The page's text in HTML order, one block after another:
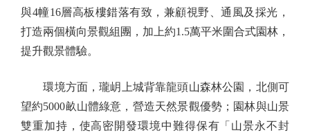
與4幢16層高板樓錯落有致，兼顧視野、通風及採光，
打造兩個橫向景觀組團，加上約1.5萬平米圍合式園林，
提升觀景體驗。
環境方面，瓏岄上城背靠龍頭山森林公園，北側可
望約5000畝山體綠意，營造天然景觀優勢；園林與山景
雙重加持，使高密開發環境中難得保有「山景永不封